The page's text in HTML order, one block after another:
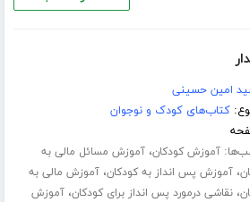
امین حسینی
کتاب‌های کودک و نوجوان
آموزش کودکان،آموزش مسائل مالی به
،آموزش پس انداز به کودکان،آموزش مالی به
،نقاشی درمورد پس انداز برای کودکان،آموزش